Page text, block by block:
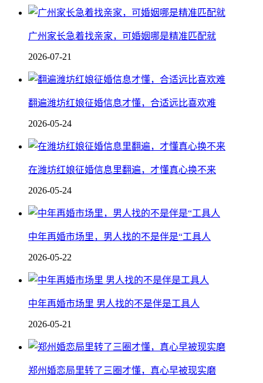
广州家长急着找亲家，可婚姻哪是精准匹配就
2026-07-21
翻遍潍坊红娘征婚信息才懂，合适远比喜欢难
2026-05-24
在潍坊红娘征婚信息里翻遍，才懂真心换不来
2026-05-24
中年再婚市场里，男人找的不是伴是“工具人
2026-05-22
中年再婚市场里 男人找的不是伴是工具人
2026-05-21
郑州婚恋局里转了三圈才懂，真心早被现实磨